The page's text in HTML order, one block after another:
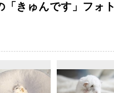
きゅんです」フォト